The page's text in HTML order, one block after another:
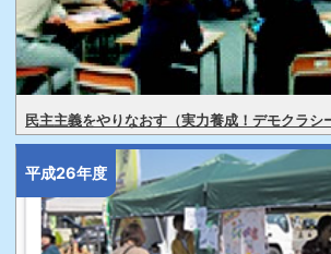
民主主義をやりなおす（実力養成！デモクラシ
平成26年度